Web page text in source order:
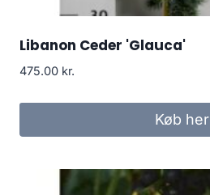
Libanon Ceder 'Glauca'
475.00 kr.
Køb her